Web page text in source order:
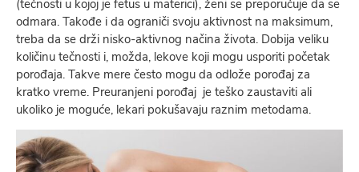
(tečnosti u kojoj je fetus u materici), ženi se preporučuje da se
odmara. Takođe i da ograniči svoju aktivnost na maksimum,
treba da se drži nisko-aktivnog načina života. Dobija veliku
količinu tečnosti i, možda, lekove koji mogu usporiti početak
porođaja. Takve mere često mogu da odlože porođaj za
kratko vreme. Preuranjeni porođaj je teško zaustaviti ali
ukoliko je moguće, lekari pokušavaju raznim metodama.